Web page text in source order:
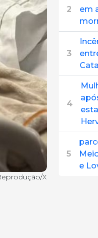
X
2
em
3
4
5
e